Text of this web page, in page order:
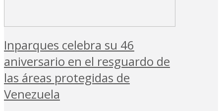
Inparques celebra su 46
aniversario en el resguardo de
las áreas protegidas de
Venezuela